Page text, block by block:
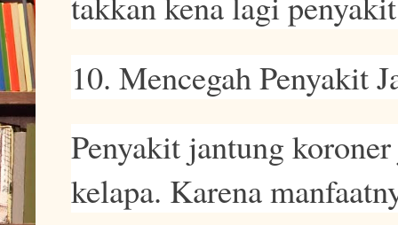
10. Mencegah Penyakit
Penyakit jantung
kelapa. Karena